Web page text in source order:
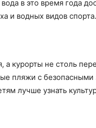
в это время года
и водных видов спорта.
курорты не столь
пляжи с безопасными
лучше узнать